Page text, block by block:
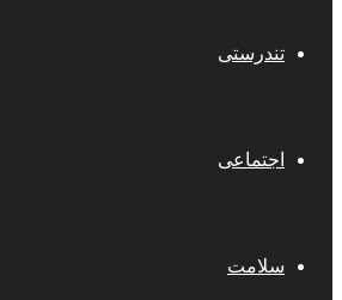
تندرستی
اجتماعی
سلامت